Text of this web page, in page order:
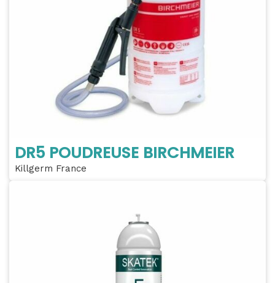
DR5 POUDREUSE BIRCHMEIER
Killgerm France